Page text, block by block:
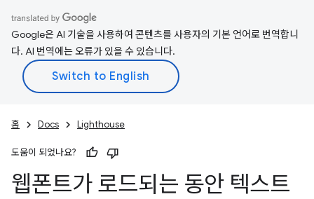
Google은 AI 기술을 사용하여 콘텐츠를 사용자의 기본 언어로 번역합니
다. AI 번역에는 오류가 있을 수 있습니다.
홈 Docs Lighthouse
도움이 되었나요?
웹폰트가 로드되는 동안 텍스트